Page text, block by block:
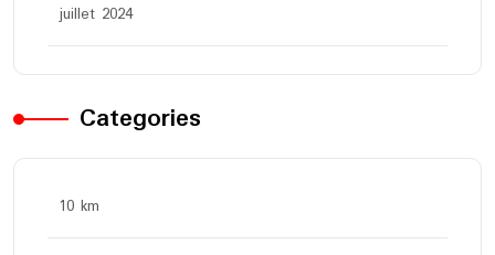
juillet 2024
Categories
10 km